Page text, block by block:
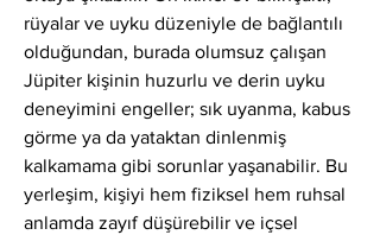
rüyalar ve uyku düzeniyle de bağlantılı
olduğundan, burada olumsuz çalışan
Jüpiter kişinin huzurlu ve derin uyku
deneyimini engeller; sık uyanma, kabus
görme ya da yataktan dinlenmiş
kalkamama gibi sorunlar yaşanabilir. Bu
yerleşim, kişiyi hem fiziksel hem ruhsal
anlamda zayıf düşürebilir ve içsel